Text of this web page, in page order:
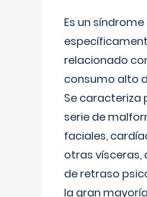
Es un síndrome
relacionado
consumo alto
Se caracteriza
serie de
faciales,
otras vísceras,
de retraso
la gran